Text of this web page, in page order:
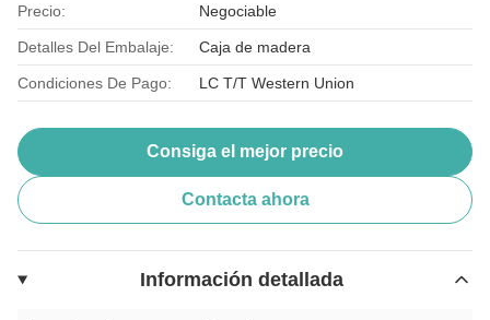
Precio: Negociable
Detalles Del Embalaje: Caja de madera
Condiciones De Pago: LC T/T Western Union
Consiga el mejor precio
Contacta ahora
Información detallada